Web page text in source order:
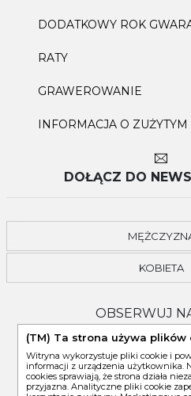
DODATKOWY ROK
RATY
GRAWEROWANIE
INFORMACJA O ZUŻYTYM
DOŁĄCZ DO
KOBIETA
OBSERWUJ
(TM) Ta strona używa plików
Witryna wykorzystuje pliki cookie i
informacji z urządzenia użytkownika.
cookies sprawiają, że strona działa
przyjazna. Analityczne pliki cookie